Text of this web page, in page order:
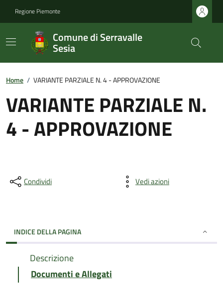
Regione Piemonte
Comune di Serravalle
Sesia
Home / VARIANTE PARZIALE N. 4 - APPROVAZIONE
VARIANTE PARZIALE N.
4 - APPROVAZIONE
Condividi Vedi azioni
INDICE DELLA PAGINA
Descrizione
Documenti e Allegati